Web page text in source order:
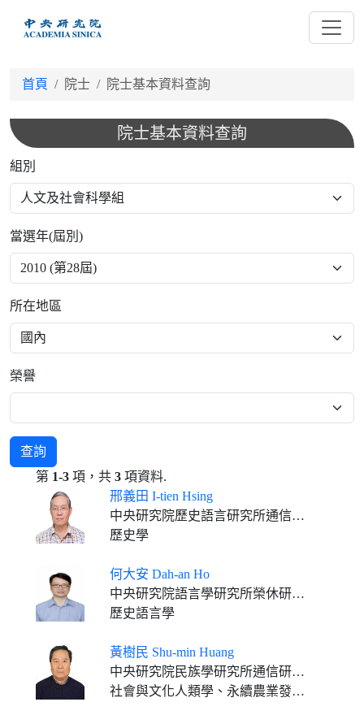
首頁 院士 院士基本資料查詢
院士基本資料查詢
組別
當選年(屆別)
所在地區
榮譽
查詢
第 1-3 項，共 3 項資料.
邢義田 I-tien Hsing
中央研究院歷史語言研究所通信研究員
歷史學
何大安 Dah-an Ho
中央研究院語言學研究所榮休研究員
歷史語言學
黃樹民 Shu-min Huang
中央研究院民族學研究所通信研究員(2015— ) 國立清華大學侯金堆講座教授(2018-2021)
社會與文化人類學、永續農業發展、醫療與健康、中國少數民族